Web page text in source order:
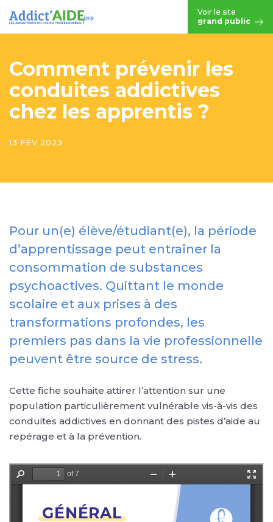
Voir le site
grand public
Comment prévenir les
conduites addictives
chez les apprentis ?
13 FÉV 2023
Pour un(e) élève/étudiant(e), la période
d’apprentissage peut entraîner la
consommation de substances
psychoactives. Quittant le monde
scolaire et aux prises à des
transformations profondes, les
premiers pas dans la vie professionnelle
peuvent être source de stress.
Cette fiche souhaite attirer l’attention sur une
population particulièrement vulnérable vis-à-vis des
conduites addictives en donnant des pistes d’aide au
repérage et à la prévention.